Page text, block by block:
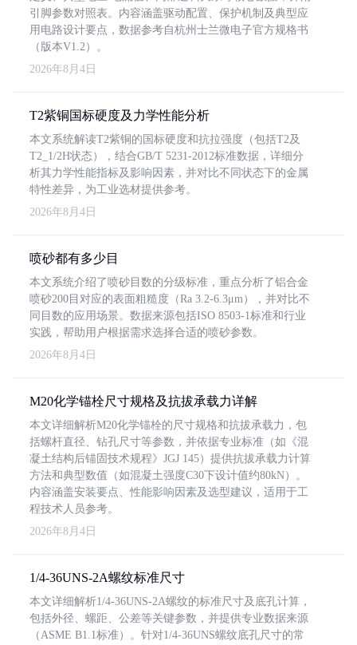
引脚参数对照表。内容涵盖驱动配置、保护机制及典型应
用电路设计要点，数据参考自杭州士兰微电子官方规格书
（版本V1.2）。
2026年8月4日
T2紫铜国标硬度及力学性能分析
本文系统解读T2紫铜的国标硬度和抗拉强度（包括T2及
T2_1/2H状态），结合GB/T 5231-2012标准数据，详细分
析其力学性能指标及影响因素，并对比不同状态下的金属
特性差异，为工业选材提供参考。
2026年8月4日
喷砂都有多少目
本文系统介绍了喷砂目数的分级标准，重点分析了铝合金
喷砂200目对应的表面粗糙度（Ra 3.2-6.3μm），并对比不
同目数的应用场景。数据来源包括ISO 8503-1标准和行业
实践，帮助用户根据需求选择合适的喷砂参数。
2026年8月4日
M20化学锚栓尺寸规格及抗拔承载力详解
本文详细解析M20化学锚栓的尺寸规格和抗拔承载力，包
括螺杆直径、钻孔尺寸等参数，并依据专业标准（如《混
凝土结构后锚固技术规程》JGJ 145）提供抗拔承载力计算
方法和典型数值（如混凝土强度C30下设计值约80kN）。
内容涵盖安装要点、性能影响因素及选型建议，适用于工
程技术人员参考。
2026年8月4日
1/4-36UNS-2A螺纹标准尺寸
本文详细解析1/4-36UNS-2A螺纹的标准尺寸及底孔计算，
包括外径、螺距、公差等关键参数，并提供专业数据来源
（ASME B1.1标准）。针对1/4-36UNS螺纹底孔尺寸的常